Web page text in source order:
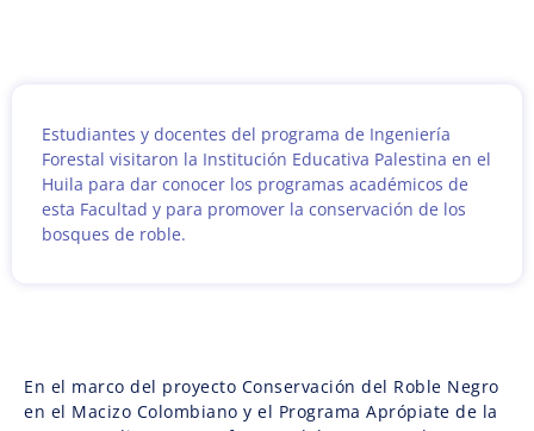
Estudiantes y docentes del programa de Ingeniería
Forestal visitaron la Institución Educativa Palestina en el
Huila para dar conocer los programas académicos de
esta Facultad y para promover la conservación de los
bosques de roble.
En el marco del proyecto Conservación del Roble Negro
en el Macizo Colombiano y el Programa Aprópiate de la